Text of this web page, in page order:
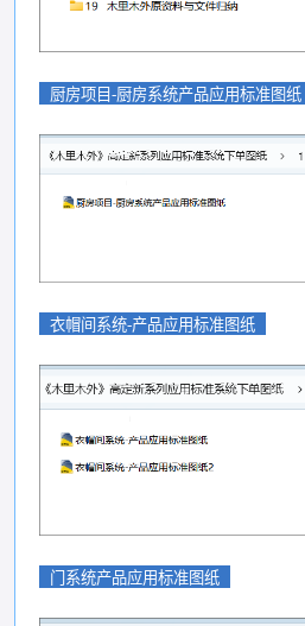
厨房项目-厨房系统产品应用标准图纸
衣帽间系统-产品应用标准图纸
门系统产品应用标准图纸